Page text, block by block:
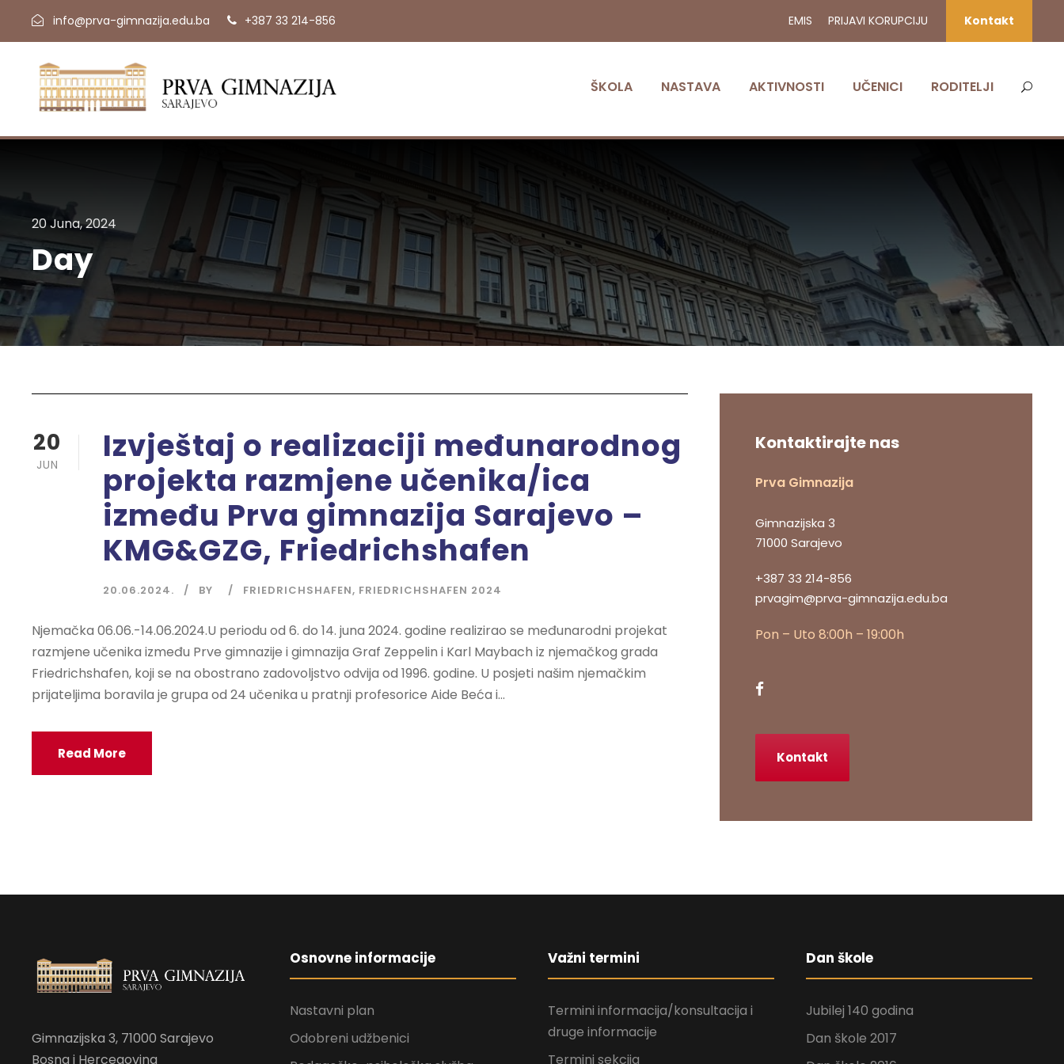
info@prva-gimnazija.edu.ba +387 33 214-856 EMIS PRIJAVI KORUPCIJU Kontakt
ŠKOLA NASTAVA AKTIVNOSTI UČENICI RODITELJI
20 Juna, 2024
Day
20
JUN
Izvještaj o realizaciji međunarodnog
projekta razmjene učenika/ica
između Prva gimnazija Sarajevo –
KMG&GZG, Friedrichshafen
20.06.2024. BY FRIEDRICHSHAFEN, FRIEDRICHSHAFEN 2024
Njemačka 06.06.-14.06.2024.U periodu od 6. do 14. juna 2024. godine realizirao se međunarodni projekat
razmjene učenika između Prve gimnazije i gimnazija Graf Zeppelin i Karl Maybach iz njemačkog grada
Friedrichshafen, koji se na obostrano zadovoljstvo odvija od 1996. godine. U posjeti našim njemačkim
prijateljima boravila je grupa od 24 učenika u pratnji profesorice Aide Beća i...
Read More
Kontaktirajte nas
Prva Gimnazija
Gimnazijska 3
71000 Sarajevo
+387 33 214-856
prvagim@prva-gimnazija.edu.ba
Pon – Uto 8:00h – 19:00h
Kontakt
Gimnazijska 3, 71000 Sarajevo
Bosna i Hercegovina
Osnovne informacije
Nastavni plan
Odobreni udžbenici
Važni termini
Termini informacija/konsultacija i
druge informacije
Termini sekcija
Dan škole
Jubilej 140 godina
Dan škole 2017